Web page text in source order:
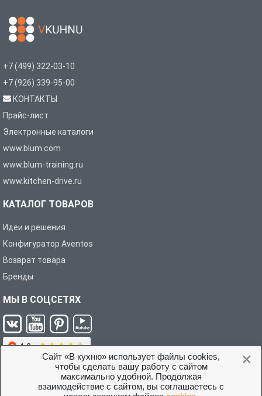
×
Сайт «В кухню» использует файлы cookies,
чтобы сделать вашу работу с сайтом
максимально удобной. Продолжая
взаимодействие с сайтом, вы соглашаетесь с
+7 (499) 322-03-10
+7 (926) 339-95-00
КОНТАКТЫ
Прайс-лист
Электронные каталоги
www.blum.com
www.blum-training.ru
www.kitchen-drive.ru
КАТАЛОГ ТОВАРОВ
Идеи и решения
Конфигуратор Aventos
Возврат товара
Бренды
МЫ В СОЦСЕТЯХ
Условия соглашения с покупателем